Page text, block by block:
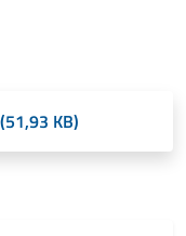
KB)